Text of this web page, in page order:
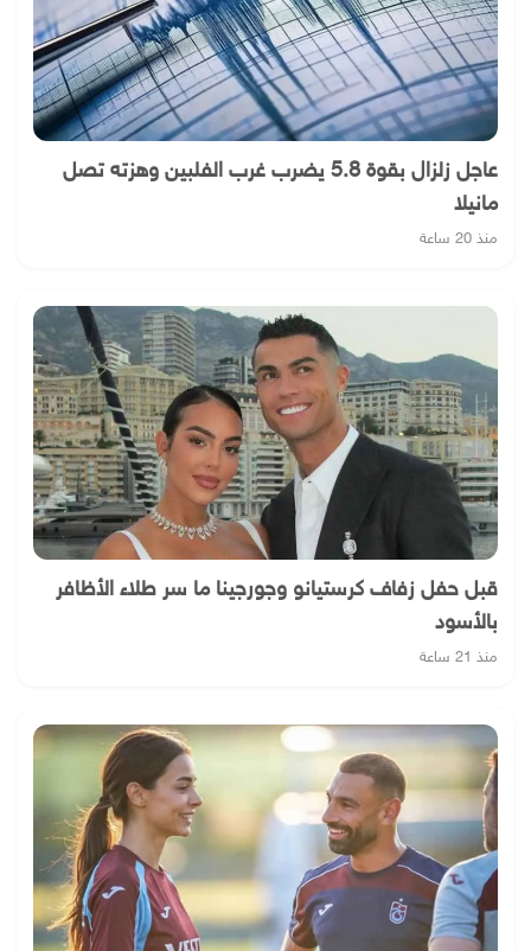
عاجل زلزال بقوة 5.8 يضرب غرب الفلبين وهزته تصل
مانيلا
منذ 20 ساعة
قبل حفل زفاف كرستيانو وجورجينا ما سر طلاء الأظافر
بالأسود
منذ 21 ساعة